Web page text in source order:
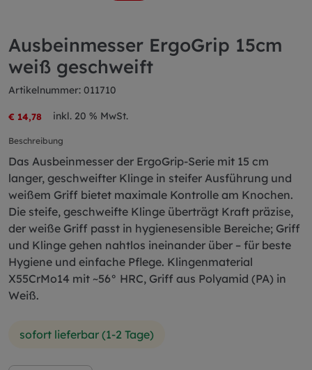
Ausbeinmesser ErgoGrip 15cm
weiß geschweift
Artikelnummer: 011710
€ 14,78 inkl. 20 % MwSt.
Beschreibung
Das Ausbeinmesser der ErgoGrip-Serie mit 15 cm
langer, geschweifter Klinge in steifer Ausführung und
weißem Griff bietet maximale Kontrolle am Knochen.
Die steife, geschweifte Klinge überträgt Kraft präzise,
der weiße Griff passt in hygienesensible Bereiche; Griff
und Klinge gehen nahtlos ineinander über – für beste
Hygiene und einfache Pflege. Klingenmaterial
X55CrMo14 mit ~56° HRC, Griff aus Polyamid (PA) in
Weiß.
sofort lieferbar (1-2 Tage)